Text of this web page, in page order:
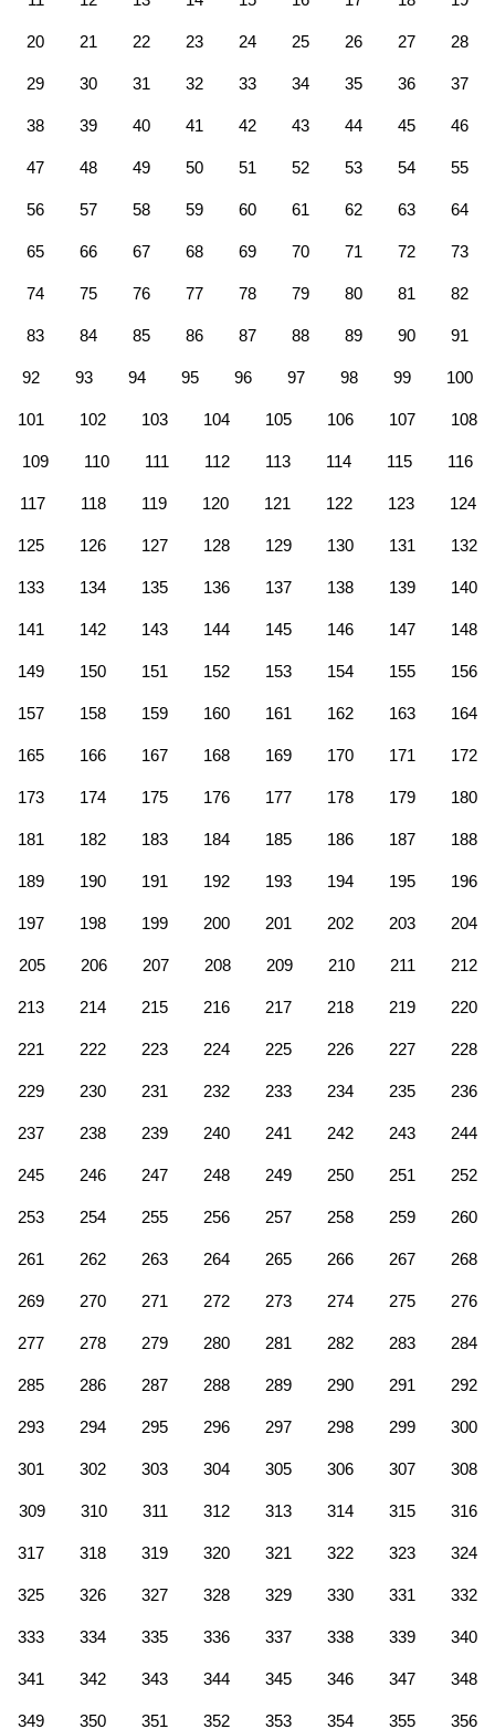
20 21 22 23 24 25 26 27 28
29 30 31 32 33 34 35 36 37
38 39 40 41 42 43 44 45 46
47 48 49 50 51 52 53 54 55
56 57 58 59 60 61 62 63 64
65 66 67 68 69 70 71 72 73
74 75 76 77 78 79 80 81 82
83 84 85 86 87 88 89 90 91
92 93 94 95 96 97 98 99 100
101 102 103 104 105 106 107 108
109 110 111 112 113 114 115 116
117 118 119 120 121 122 123 124
125 126 127 128 129 130 131 132
133 134 135 136 137 138 139 140
141 142 143 144 145 146 147 148
149 150 151 152 153 154 155 156
157 158 159 160 161 162 163 164
165 166 167 168 169 170 171 172
173 174 175 176 177 178 179 180
181 182 183 184 185 186 187 188
189 190 191 192 193 194 195 196
197 198 199 200 201 202 203 204
205 206 207 208 209 210 211 212
213 214 215 216 217 218 219 220
221 222 223 224 225 226 227 228
229 230 231 232 233 234 235 236
237 238 239 240 241 242 243 244
245 246 247 248 249 250 251 252
253 254 255 256 257 258 259 260
261 262 263 264 265 266 267 268
269 270 271 272 273 274 275 276
277 278 279 280 281 282 283 284
285 286 287 288 289 290 291 292
293 294 295 296 297 298 299 300
301 302 303 304 305 306 307 308
309 310 311 312 313 314 315 316
317 318 319 320 321 322 323 324
325 326 327 328 329 330 331 332
333 334 335 336 337 338 339 340
341 342 343 344 345 346 347 348
349 350 351 352 353 354 355 356